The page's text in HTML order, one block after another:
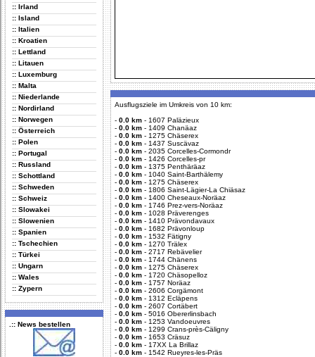
:: Irland
:: Island
:: Italien
:: Kroatien
:: Lettland
:: Litauen
:: Luxemburg
:: Malta
:: Niederlande
:: Nordirland
:: Norwegen
:: Österreich
:: Polen
:: Portugal
:: Russland
:: Schottland
:: Schweden
:: Schweiz
:: Slowakei
:: Slowenien
:: Spanien
:: Tschechien
:: Türkei
:: Ungarn
:: Wales
:: Zypern
.:: News bestellen
Ausflugsziele im Umkreis von 10 km:
- 0.0 km - 1607 Paläzieux
- 0.0 km - 1409 Chanäaz
- 0.0 km - 1275 Chäserex
- 0.0 km - 1437 Suscävaz
- 0.0 km - 2035 Corcelles-Cormondr
- 0.0 km - 1426 Corcelles-pr
- 0.0 km - 1375 Penthäräaz
- 0.0 km - 1040 Saint-Barthälemy
- 0.0 km - 1275 Chäserex
- 0.0 km - 1806 Saint-Lägier-La Chiäsaz
- 0.0 km - 1400 Cheseaux-Noräaz
- 0.0 km - 1746 Prez-vers-Noräaz
- 0.0 km - 1028 Präverenges
- 0.0 km - 1410 Prävondavaux
- 0.0 km - 1682 Prävonloup
- 0.0 km - 1532 Fätigny
- 0.0 km - 1270 Trälex
- 0.0 km - 2717 Rebävelier
- 0.0 km - 1744 Chänens
- 0.0 km - 1275 Chäserex
- 0.0 km - 1720 Chäsopelloz
- 0.0 km - 1757 Noräaz
- 0.0 km - 2606 Corgämont
- 0.0 km - 1312 Ecläpens
- 0.0 km - 2607 Cortäbert
- 0.0 km - 5016 Obererlinsbach
- 0.0 km - 1253 Vandoeuvres
- 0.0 km - 1299 Crans-près-Cäligny
- 0.0 km - 1653 Cräsuz
- 0.0 km - 17XX La Brillaz
- 0.0 km - 1542 Rueyres-les-Präs